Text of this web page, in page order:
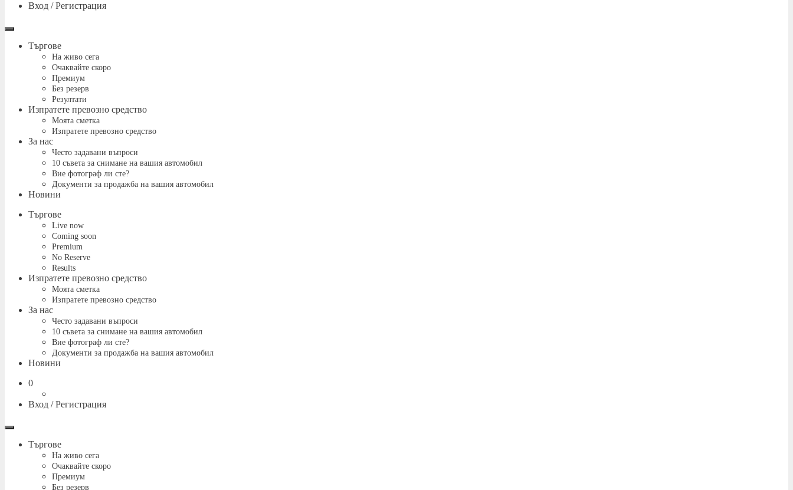
Вход / Регистрация
Меню
Търгове
На живо сега
Очаквайте скоро
Премиум
Без резерв
Резултати
Изпратете превозно средство
Моята сметка
Изпратете превозно средство
За нас
Често задавани въпроси
10 съвета за снимане на вашия автомобил
Вие фотограф ли сте?
Документи за продажба на вашия автомобил
Новини
Търгове
Live now
Coming soon
Premium
No Reserve
Results
Изпратете превозно средство
Моята сметка
Изпратете превозно средство
За нас
Често задавани въпроси
10 съвета за снимане на вашия автомобил
Вие фотограф ли сте?
Документи за продажба на вашия автомобил
Новини
Количка
0
Вход / Регистрация
Меню
Търгове
На живо сега
Очаквайте скоро
Премиум
Без резерв